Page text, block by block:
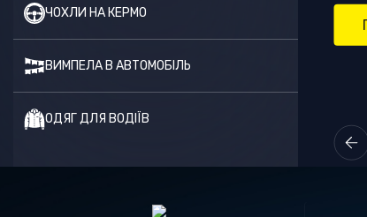
ЧОХЛИ НА КЕРМО
ВИМПЕЛА В АВТОМОБІЛЬ
ОДЯГ ДЛЯ ВОДІЇВ